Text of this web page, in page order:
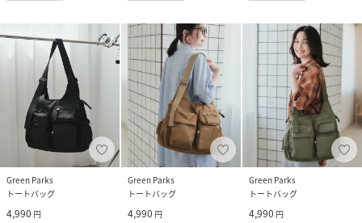
Green Parks
トートバッグ
4,990 円
Green Parks
トートバッグ
4,990 円
Green Parks
トートバッグ
4,990 円